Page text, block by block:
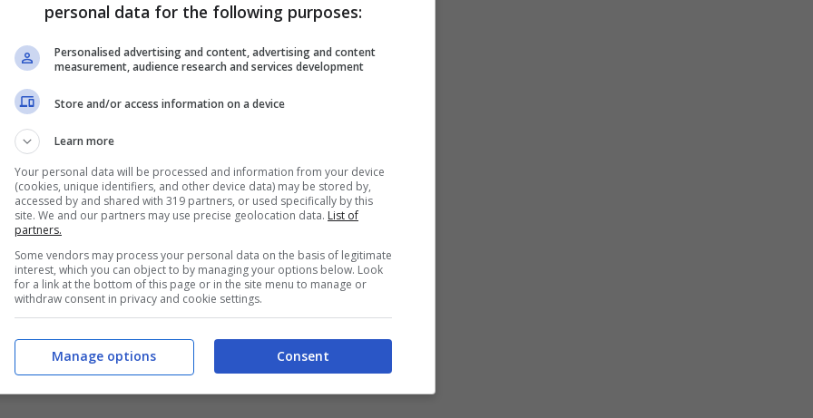
litigi fino all’ultimo poco prima
nel 1997 a Miami. Da quel momento il film
di Donatella che dovrà gestire la
il 50% dalla figlia Allegra; è proprio ad un
che Donatella firmerà la sua prima
anni successivi tra ladipendenza dalla
ela probabile bancarotta dell’azienda.
personal data for the following purposes:
Personalised advertising and content, advertising and content
measurement, audience research and services development
Store and/or access information on a device
Learn more
Your personal data will be processed and information from your device
(cookies, unique identifiers, and other device data) may be stored by,
accessed by and shared with 319 partners, or used specifically by this
site. We and our partners may use precise geolocation data. List of
partners.
Some vendors may process your personal data on the basis of legitimate
interest, which you can object to by managing your options below. Look
for a link at the bottom of this page or in the site menu to manage or
withdraw consent in privacy and cookie settings.
Consent
Manage options